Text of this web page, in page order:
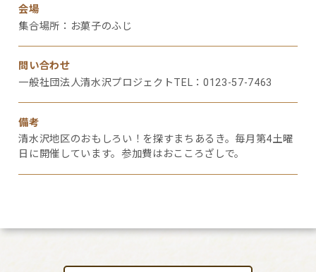
会場
集合場所：お菓子のふじ
問い合わせ
一般社団法人清水沢プロジェクトTEL：0123-57-7463
備考
清水沢地区のおもしろい！を探すまちあるき。毎月第4土曜
日に開催しています。参加費はおこころざしで。